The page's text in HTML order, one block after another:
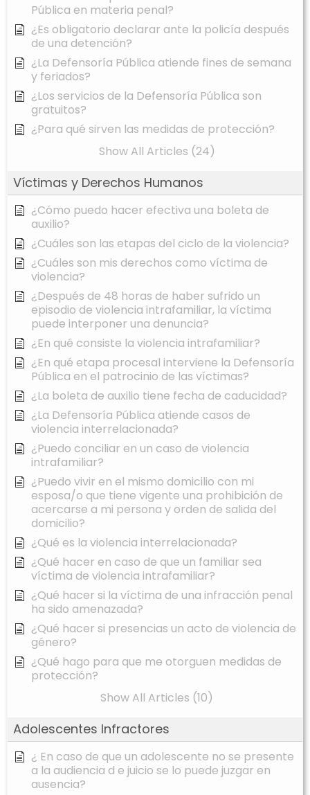
Pública en materia penal?
¿Es obligatorio declarar ante la policía después
de una detención?
¿La Defensoría Pública atiende fines de semana
y feriados?
¿Los servicios de la Defensoría Pública son
gratuitos?
¿Para qué sirven las medidas de protección?
Show All Articles (24)
Víctimas y Derechos Humanos
¿Cómo puedo hacer efectiva una boleta de
auxilio?
¿Cuáles son las etapas del ciclo de la violencia?
¿Cuáles son mis derechos como víctima de
violencia?
¿Después de 48 horas de haber sufrido un
episodio de violencia intrafamiliar, la víctima
puede interponer una denuncia?
¿En qué consiste la violencia intrafamiliar?
¿En qué etapa procesal interviene la Defensoría
Pública en el patrocinio de las víctimas?
¿La boleta de auxilio tiene fecha de caducidad?
¿La Defensoría Pública atiende casos de
violencia interrelacionada?
¿Puedo conciliar en un caso de violencia
intrafamiliar?
¿Puedo vivir en el mismo domicilio con mi
esposa/o que tiene vigente una prohibición de
acercarse a mi persona y orden de salida del
domicilio?
¿Qué es la violencia interrelacionada?
¿Qué hacer en caso de que un familiar sea
víctima de violencia intrafamiliar?
¿Qué hacer si la víctima de una infracción penal
ha sido amenazada?
¿Qué hacer si presencias un acto de violencia de
género?
¿Qué hago para que me otorguen medidas de
protección?
Show All Articles (10)
Adolescentes Infractores
¿ En caso de que un adolescente no se presente
a la audiencia d e juicio se lo puede juzgar en
ausencia?